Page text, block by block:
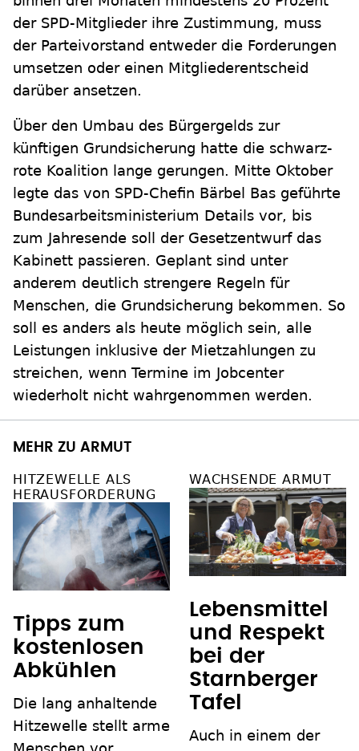
der SPD-Mitglieder ihre Zustimmung, muss
der Parteivorstand entweder die Forderungen
umsetzen oder einen Mitgliederentscheid
darüber ansetzen.
Über den Umbau des Bürgergelds zur
künftigen Grundsicherung hatte die schwarz-
rote Koalition lange gerungen. Mitte Oktober
legte das von SPD-Chefin Bärbel Bas geführte
Bundesarbeitsministerium Details vor, bis
zum Jahresende soll der Gesetzentwurf das
Kabinett passieren. Geplant sind unter
anderem deutlich strengere Regeln für
Menschen, die Grundsicherung bekommen. So
soll es anders als heute möglich sein, alle
Leistungen inklusive der Mietzahlungen zu
streichen, wenn Termine im Jobcenter
wiederholt nicht wahrgenommen werden.
MEHR ZU ARMUT
HITZEWELLE ALS
HERAUSFORDERUNG
Tipps zum
kostenlosen
Abkühlen
Die lang anhaltende
Hitzewelle stellt arme
WACHSENDE ARMUT
Lebensmittel
und Respekt
bei der
Starnberger
Tafel
Auch in einem der